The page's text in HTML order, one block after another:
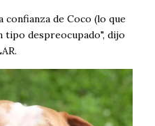
confianza de Coco (lo que
tipo despreocupado", dijo